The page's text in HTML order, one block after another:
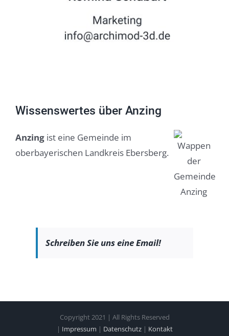
Wissenswertes über Anzing
Anzing ist eine Gemeinde im
oberbayerischen Landkreis Ebersberg.
Schreiben Sie uns eine Email!
Copyright 2021 | All Rights Reserved
| Impressum | Datenschutz| Kontakt